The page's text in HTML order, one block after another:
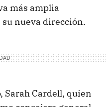
más amplia
nueva dirección.
Sarah Cardell, quien